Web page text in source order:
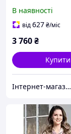
В наявності
від627₴/міс
3 760₴
Купити
Інтернет-магазин "Carmen"